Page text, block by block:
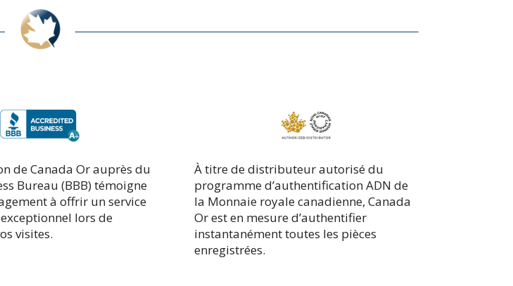
de Canada Or auprès du
Bureau (BBB) témoigne
à offrir un service
lors de
visites.
À titre de distributeur autorisé du
programme d’authentification ADN de
la Monnaie royale canadienne, Canada
Or est en mesure d’authentifier
instantanément toutes les pièces
enregistrées.